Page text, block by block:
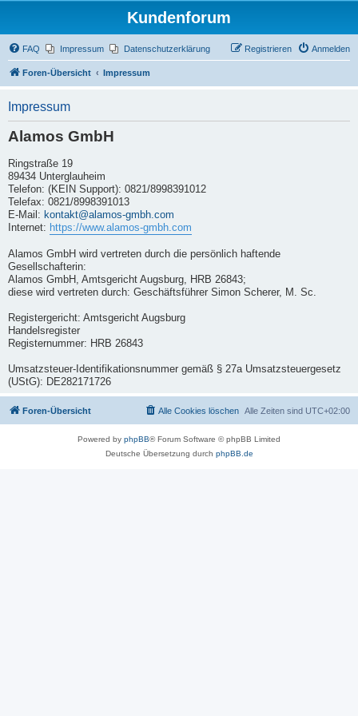
Kundenforum
FAQ Impressum Datenschutzerklärung Anmelden
Registrieren
Foren-Übersicht Impressum
Impressum
Alamos GmbH
Ringstraße 19
89434 Unterglauheim
Telefon: (KEIN Support): 0821/8998391012
Telefax: 0821/8998391013
E-Mail: kontakt@alamos-gmbh.com
Internet: https://www.alamos-gmbh.com
Alamos GmbH wird vertreten durch die persönlich haftende
Gesellschafterin:
Alamos GmbH, Amtsgericht Augsburg, HRB 26843;
diese wird vertreten durch: Geschäftsführer Simon Scherer, M. Sc.
Registergericht: Amtsgericht Augsburg
Handelsregister
Registernummer: HRB 26843
Umsatzsteuer-Identifikationsnummer gemäß § 27a Umsatzsteuergesetz
(UStG): DE282171726
Foren-Übersicht Alle Zeiten sind UTC+02:00
Alle Cookies löschen
Powered by phpBB® Forum Software © phpBB Limited
Deutsche Übersetzung durch phpBB.de